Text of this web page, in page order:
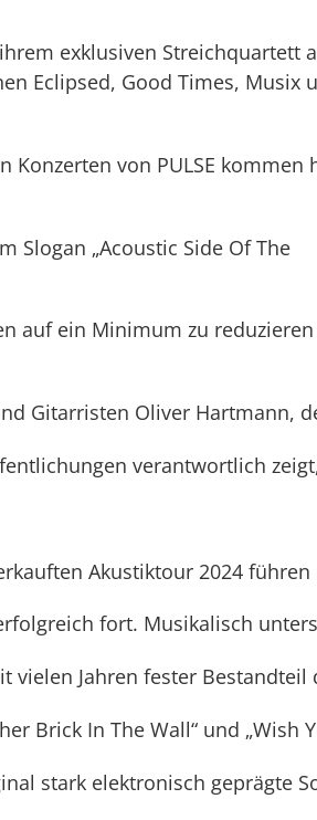
exklusiven Streichquartett
Eclipsed, Good Times, Musix
Konzerten von PULSE kommen
Slogan „Acoustic Side Of The
auf ein Minimum zu reduzieren
Gitarristen Oliver Hartmann,
verantwortlich
Akustiktour 2024
fort. Musikalisch
Jahren fester Bestandteil
Brick In The Wall“ und „Wish
stark elektronisch geprägte